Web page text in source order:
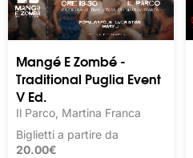
Mangé E Zombé -
Traditional Puglia Event
V Ed.
Il Parco, Martina Franca
Biglietti a partire da
20.00€